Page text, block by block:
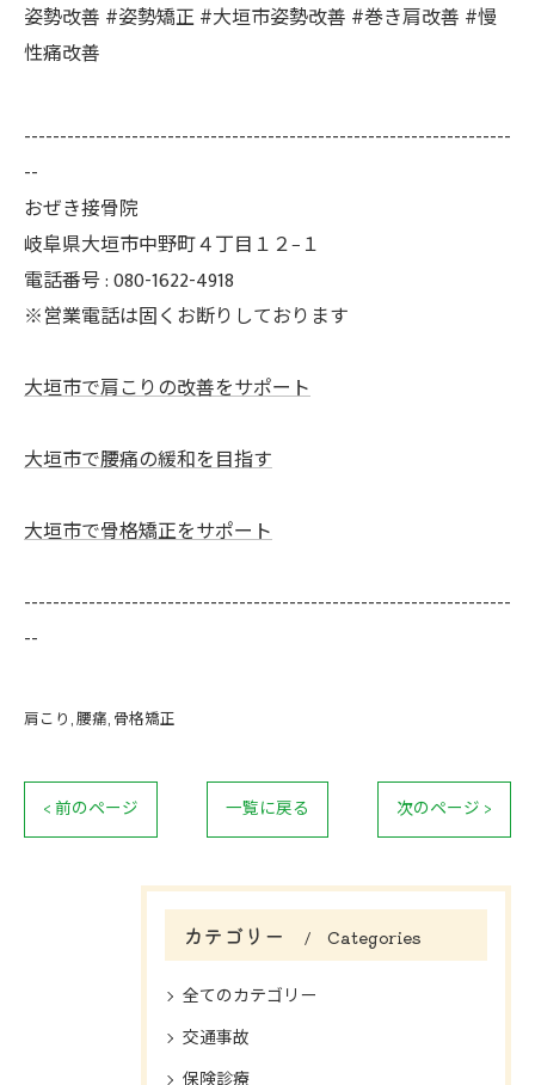
姿勢改善 #姿勢矯正 #大垣市姿勢改善 #巻き肩改善 #慢
性痛改善
--------------------------------------------------------------------
--
おぜき接骨院
岐阜県大垣市中野町４丁目１２−１
電話番号 : 080-1622-4918
※営業電話は固くお断りしております
大垣市で肩こりの改善をサポート
大垣市で腰痛の緩和を目指す
大垣市で骨格矯正をサポート
--------------------------------------------------------------------
--
肩こり 腰痛 骨格矯正
< 前のページ 一覧に戻る 次のページ >
カテゴリー Categories
全てのカテゴリー
交通事故